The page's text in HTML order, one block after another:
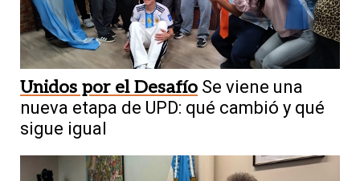
Unidos por el Desafío Se viene una
nueva etapa de UPD: qué cambió y qué
sigue igual